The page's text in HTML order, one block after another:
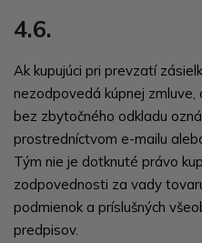
4.6.
Ak kupujúci pri prevzatí
nezodpovedá kúpnej
bez zbytočného odkladu
prostredníctvom e-mailu
Tým nie je dotknuté právo
zodpovednosti za vady
podmienok a príslušných
predpisov.